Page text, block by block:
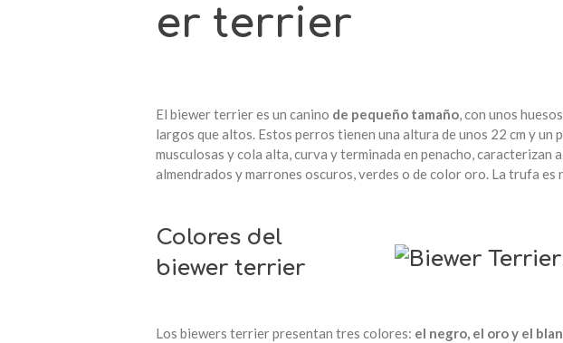
er terrier
El biewer terrier es un canino de pequeño tamaño, con unos
largos que altos. Estos perros tienen una altura de unos 22 cm y un
musculosas y cola alta, curva y terminada en penacho, caracterizan
almendrados y marrones oscuros, verdes o de color oro. La trufa
Colores del
biewer terrier
Los biewers terrier presentan tres colores: el negro, el oro y el